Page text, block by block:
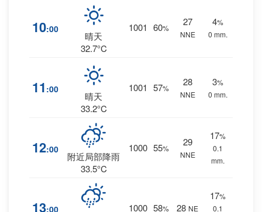
10:00
晴天
32.7°C
1001 60%
27
NNE
4%
0 mm.
11 :00
晴天
33.2°C
1001 57%
28
NNE
3%
0 mm.
12:00
附近局部降雨
33.5°C
1000 55%
29
NNE
17%
0.1
mm.
13:00 1000 58% 28 NE
17%
0.1